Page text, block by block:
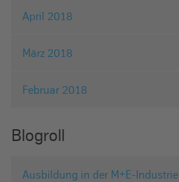
April 2018
März 2018
Februar 2018
Blogroll
Ausbildung in der M+E-Industrie